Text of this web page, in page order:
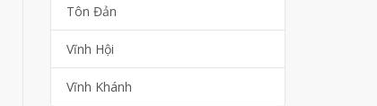
Tôn Đản
Vĩnh Hội
Vĩnh Khánh